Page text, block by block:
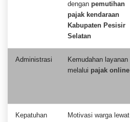
dengan pemutihan
pajak kendaraan
Kabupaten Pesisir
Selatan
Administrasi
Kemudahan layanan
melalui pajak online
Kepatuhan
Motivasi warga lewat